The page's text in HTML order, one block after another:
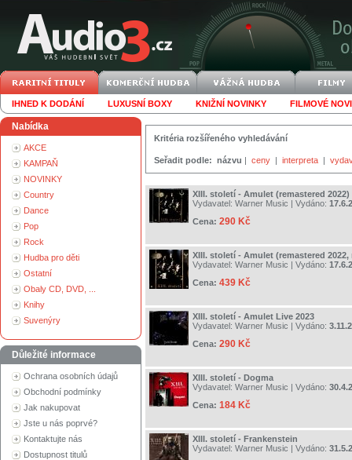
IHNED K DODÁNÍ LUXUSNÍ BOXY KNIŽNÍ NOVINKY FILMOVÉ
Nabídka
AKCE
KAMPAŇ
NOVINKY
Country
Dance
Pop
Rock
Hudba pro děti
Ostatní
Obaly CD, DVD, ...
Knihy
Suvenýry
Důležité informace
Ochrana osobních údajů
Obchodní podmínky
Jak nakupovat
Jste u nás poprvé?
Kontaktujte nás
Dostupnost titulů
Kritéria rozšířeného vyhledávání
Seřadit podle: názvu | ceny | interpreta |
XIII. století - Amulet (remastered 2022)
Vydavatel: Warner Music | Vydáno:
Cena: 290 Kč
XIII. století - Amulet (remastered 2022,
Vydavatel: Warner Music | Vydáno:
Cena: 439 Kč
XIII. století - Amulet Live 2023
Vydavatel: Warner Music | Vydáno:
Cena: 290 Kč
XIII. století - Dogma
Vydavatel: Warner Music | Vydáno:
Cena: 184 Kč
XIII. století - Frankenstein
Vydavatel: Warner Music | Vydáno: